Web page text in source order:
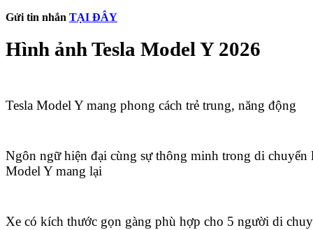
Gửi tin nhắn TẠI ĐÂY
Hình ảnh Tesla Model Y 2026
Tesla Model Y mang phong cách trẻ trung, năng động
Ngôn ngữ hiện đại cùng sự thông minh trong di chuyển
Model Y mang lại
Xe có kích thước gọn gàng phù hợp cho 5 người di